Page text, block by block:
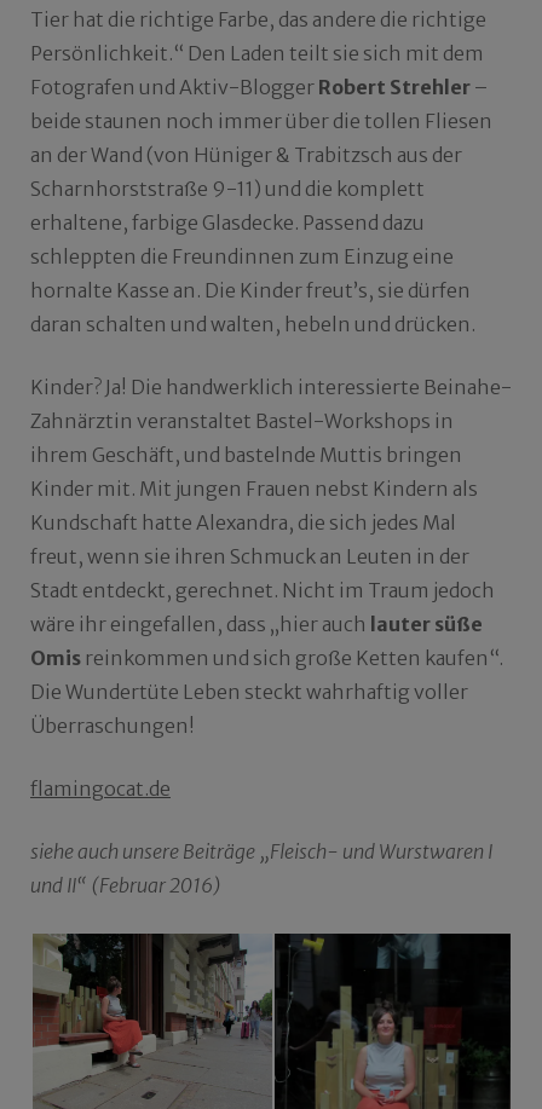
Tier hat die richtige Farbe, das andere die richtige
Persönlichkeit.“ Den Laden teilt sie sich mit dem
Fotografen und Aktiv-Blogger Robert Strehler –
beide staunen noch immer über die tollen Fliesen
an der Wand (von Hüniger & Trabitzsch aus der
Scharnhorststraße 9-11) und die komplett
erhaltene, farbige Glasdecke. Passend dazu
schleppten die Freundinnen zum Einzug eine
hornalte Kasse an. Die Kinder freut’s, sie dürfen
daran schalten und walten, hebeln und drücken.
Kinder? Ja! Die handwerklich interessierte Beinahe-
Zahnärztin veranstaltet Bastel-Workshops in
ihrem Geschäft, und bastelnde Muttis bringen
Kinder mit. Mit jungen Frauen nebst Kindern als
Kundschaft hatte Alexandra, die sich jedes Mal
freut, wenn sie ihren Schmuck an Leuten in der
Stadt entdeckt, gerechnet. Nicht im Traum jedoch
wäre ihr eingefallen, dass „hier auch lauter süße
Omis reinkommen und sich große Ketten kaufen“.
Die Wundertüte Leben steckt wahrhaftig voller
Überraschungen!
flamingocat.de
siehe auch unsere Beiträge „Fleisch- und Wurstwaren I
und II“ (Februar 2016)